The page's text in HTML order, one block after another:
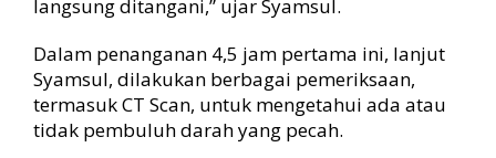
langsung ditangani,” ujar Syamsul.
Dalam penanganan 4,5 jam pertama ini, lanjut
Syamsul, dilakukan berbagai pemeriksaan,
termasuk CT Scan, untuk mengetahui ada atau
tidak pembuluh darah yang pecah.